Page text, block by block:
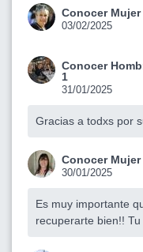
Conocer Mujer
03/02/2025
Conocer
1
31/01/2025
Gracias a todxs por
Conocer Mujer
30/01/2025
Es muy importante
recuperarte bien!!